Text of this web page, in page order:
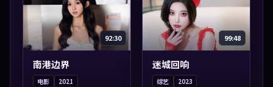
92:30
南港边界
电影 2021
99:48
迷城回响
综艺 2023